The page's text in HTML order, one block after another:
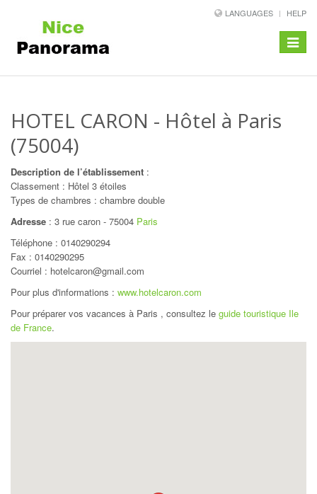
LANGUAGES HELP
Toggle
HOTEL CARON - Hôtel à Paris
(75004)
Description de l’établissement :
Classement : Hôtel 3 étoiles
Types de chambres : chambre double
Adresse : 3 rue caron - 75004 Paris
Téléphone : 0140290294
Fax : 0140290295
Courriel : hotelcaron@gmail.com
Pour plus d'informations : www.hotelcaron.com
Pour préparer vos vacances à Paris , consultez le guide touristique Ile
de France.